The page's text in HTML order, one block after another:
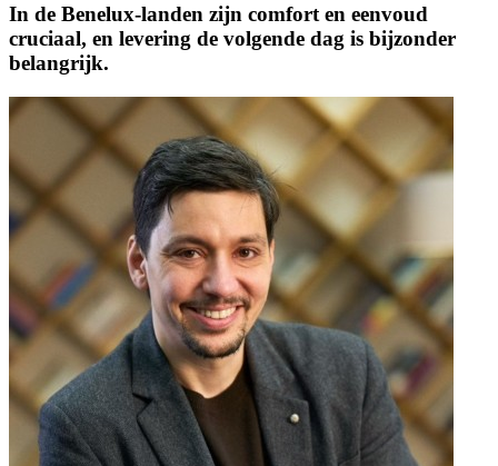
In de Benelux-landen zijn comfort en eenvoud
cruciaal, en levering de volgende dag is bijzonder
belangrijk.